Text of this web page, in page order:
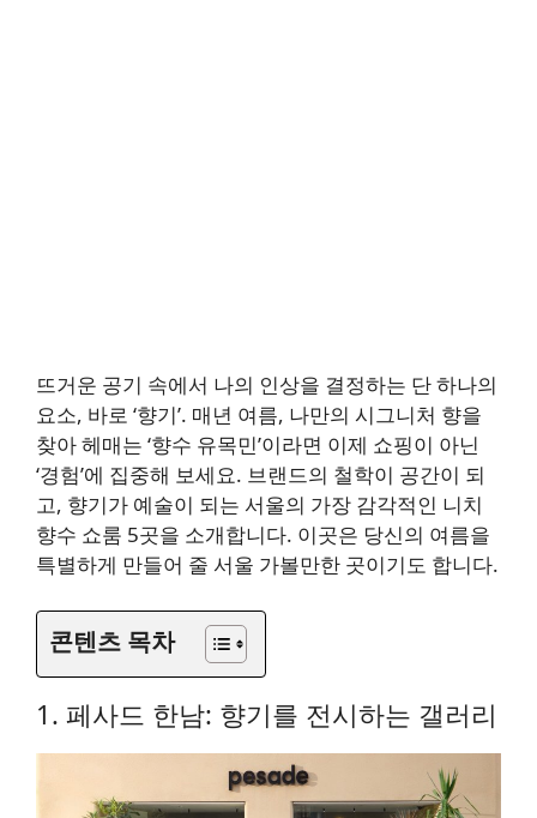
뜨거운 공기 속에서 나의 인상을 결정하는 단 하나의
요소, 바로 ‘향기’. 매년 여름, 나만의 시그니처 향을
찾아 헤매는 ‘향수 유목민’이라면 이제 쇼핑이 아닌
‘경험’에 집중해 보세요. 브랜드의 철학이 공간이 되
고, 향기가 예술이 되는 서울의 가장 감각적인 니치
향수 쇼룸 5곳을 소개합니다. 이곳은 당신의 여름을
특별하게 만들어 줄 서울 가볼만한 곳이기도 합니다.
콘텐츠 목차
1. 페사드 한남: 향기를 전시하는 갤러리